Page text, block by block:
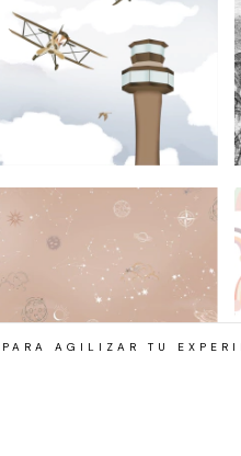
PARA AGILIZAR TU